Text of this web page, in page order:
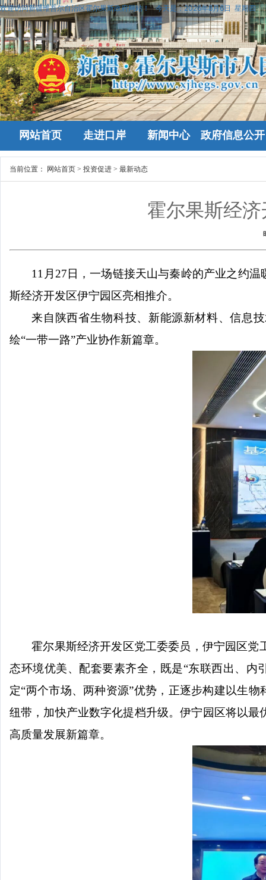
欢迎访问新疆维吾尔自治区霍尔果斯政府网站！ 今天是：2026年8月6日 星期四
网站首页 走进口岸 新闻中心 政府信息公开
当前位置： 网站首页 > 投资促进 > 最新动态
霍尔果斯经
11月27日，一场链接天山与秦岭的产业之约
斯经济开发区伊宁园区亮相推介。
来自陕西省生物科技、新能源新材料、信息
绘“一带一路”产业协作新篇章。
霍尔果斯经济开发区党工委委员，伊宁园区
态环境优美、配套要素齐全，既是“东联西出、内
定“两个市场、两种资源”优势，正逐步构建以生
纽带，加快产业数字化提档升级。伊宁园区将以
高质量发展新篇章。